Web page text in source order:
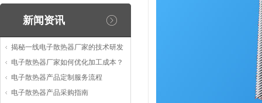
新闻资讯
揭秘一线电子散热器厂家的技术研发
电子散热器厂家如何优化加工成本？
电子散热器产品定制服务流程
电子散热器产品采购指南